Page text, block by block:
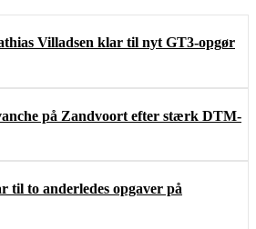
Villadsen klar til nyt GT3-opgør
på Zandvoort efter stærk DTM-
til to anderledes opgaver på